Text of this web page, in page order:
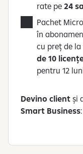
rate pe 24
Pachet
în
cu preț de la
de 10
pentru 12
Devino client și
Smart Business: